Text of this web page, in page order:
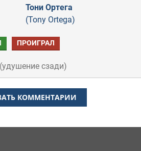
Тони Ортега
(Tony Ortega)
ПРОИГРАЛ
(удушение сзади)
КОММЕНТАРИИ